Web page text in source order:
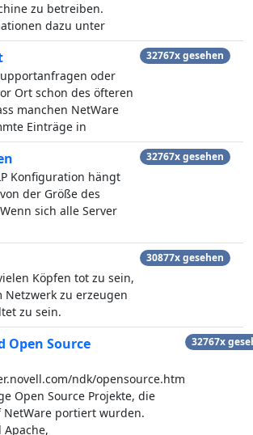
zu betreiben.
dazu unter
oder
Ort schon des öfteren
manchen NetWare
Einträge in
32767x gesehen
Konfiguration hängt
der Größe des
sich alle Server
32767x gesehen
Köpfen tot zu sein,
Netzwerk zu erzeugen
zu sein.
30877x gesehen
Open Source
ndk/opensource.htm
Open Source Projekte, die
portiert wurden.
32767x